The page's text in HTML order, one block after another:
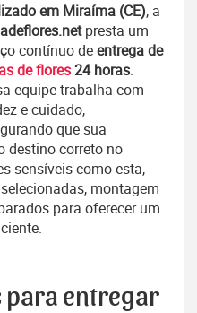
em Miraíma (CE), a
presta um
contínuo deentrega de
de flores24 horas.
equipe trabalha com
e cuidado,
que sua
destino correto no
sensíveis como esta,
montagem
para oferecer um
para entregar